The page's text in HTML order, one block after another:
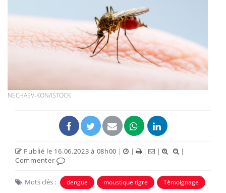
NECHAEV-KON/ISTOCK
Publié le 16.06.2023 à 08h00 | | | |
|
Commenter
Mots clés : dengue moustique tigre Témoignage